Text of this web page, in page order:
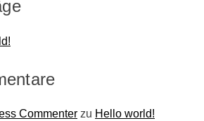
Commenter zu Hello world!